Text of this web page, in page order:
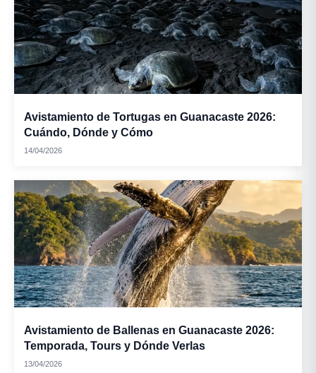
Avistamiento de Tortugas en Guanacaste 2026:
Cuándo, Dónde y Cómo
14/04/2026
Avistamiento de Ballenas en Guanacaste 2026:
Temporada, Tours y Dónde Verlas
13/04/2026